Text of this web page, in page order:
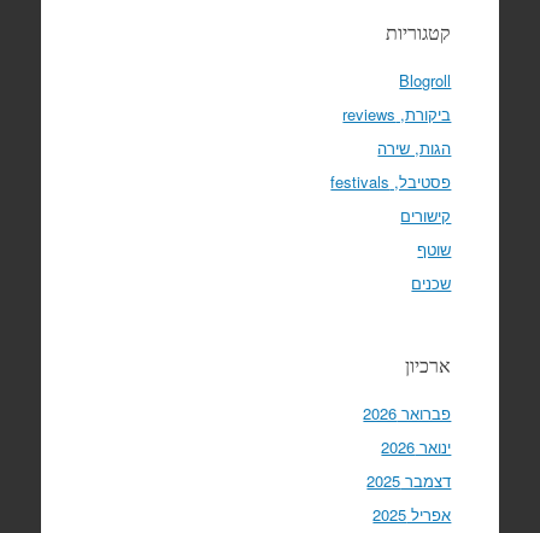
קטגוריות
Blogroll
ביקורת, reviews
הגות, שירה
פסטיבל, festivals
קישורים
שוטף
שכנים
ארכיון
פברואר 2026
ינואר 2026
דצמבר 2025
אפריל 2025